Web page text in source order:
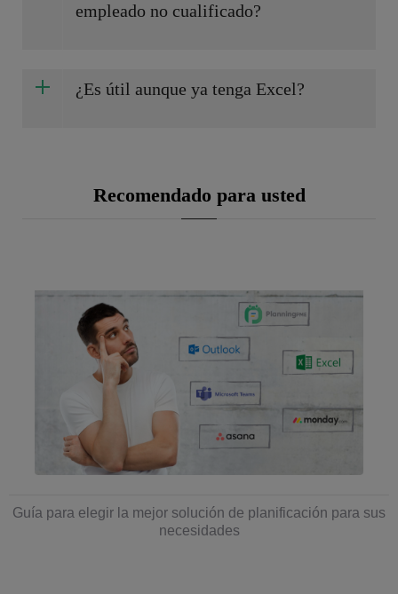
empleado no cualificado?
¿Es útil aunque ya tenga Excel?
Recomendado para usted
Guía para elegir la mejor solución de planificación para sus
necesidades